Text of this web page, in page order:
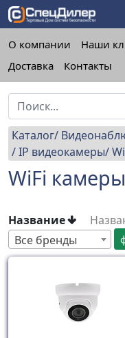
О компании Наши
Доставка
Контакты
Каталог
IP видеокамеры
WiFi камеры
Название
Все бренды